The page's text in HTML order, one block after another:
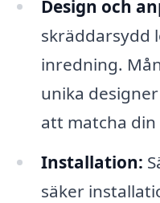
Design och
skräddarsydd
inredning.
unika
att matcha din
Installation:
säker